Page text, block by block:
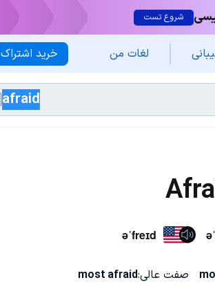
شروع تست
خرید اشتراک لغات من
əˈfreɪd
صفت عالی:most afraid